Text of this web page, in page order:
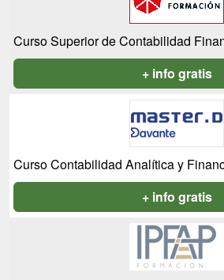
Curso Superior de Contabilidad
+ info gratis
Curso Contabilidad Analítica y
+ info gratis